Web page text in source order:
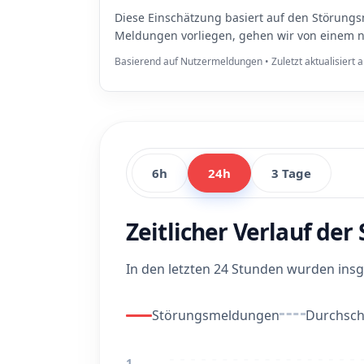
Diese Einschätzung basiert auf den
Meldungen vorliegen, gehen wir von einem
Basierend auf Nutzermeldungen • Zuletzt aktualisiert
6h 24h 3 Tage
Zeitlicher Verlauf der
In den letzten 24 Stunden wurden
Störungsmeldungen